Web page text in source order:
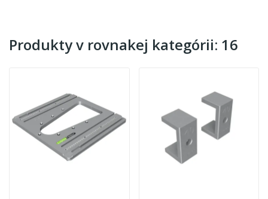
Produkty v rovnakej kategórii: 16